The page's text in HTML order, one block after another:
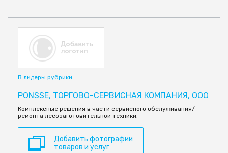
В лидеры рубрики
PONSSE, ТОРГОВО-СЕРВИСНАЯ КОМПАНИЯ, ООО
Комплексные решения в части сервисного обслуживания/
ремонта лесозаготовительной техники.
Добавить фотографии
товаров и услуг